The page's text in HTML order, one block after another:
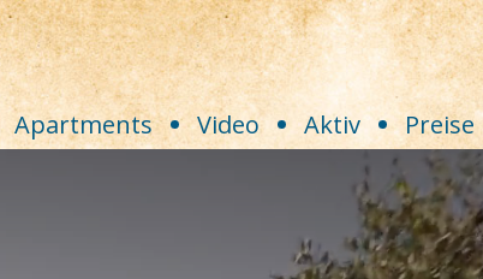
Apartments Video Aktiv Preise